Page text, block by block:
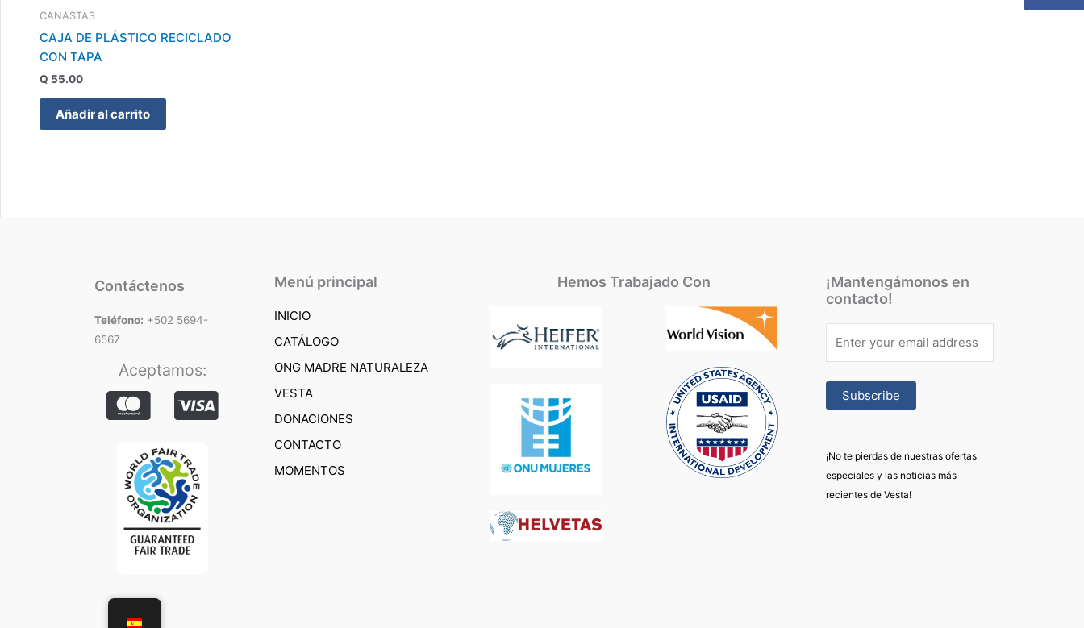
CANASTAS
CAJA DE PLÁSTICO RECICLADO
CON TAPA
Q 55.00
Añadir al carrito
Contáctenos
Teléfono: +502 5694-
6567
Aceptamos:
Menú principal
INICIO
CATÁLOGO
ONG MADRE NATURALEZA
VESTA
DONACIONES
CONTACTO
MOMENTOS
Hemos Trabajado Con
¡Mantengámonos en
contacto!
¡No te pierdas de nuestras ofertas
especiales y las noticias más
recientes de Vesta!